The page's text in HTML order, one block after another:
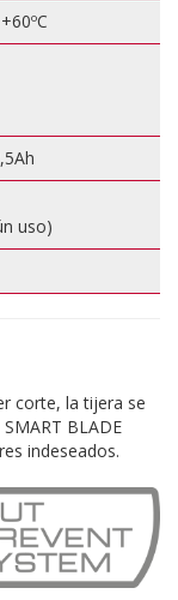
uso)
corte, la tijera se
BLADE
indeseados.